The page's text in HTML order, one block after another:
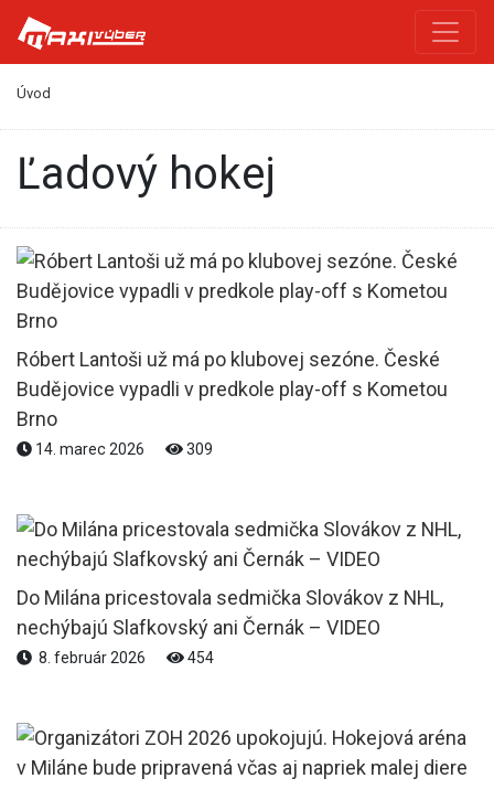
Úvod
Ľadový hokej
Róbert Lantoši už má po klubovej sezóne. České
Budějovice vypadli v predkole play-off s Kometou
Brno
14. marec 2026 309
Do Milána pricestovala sedmička Slovákov z NHL,
nechýbajú Slafkovský ani Černák – VIDEO
8. február 2026 454